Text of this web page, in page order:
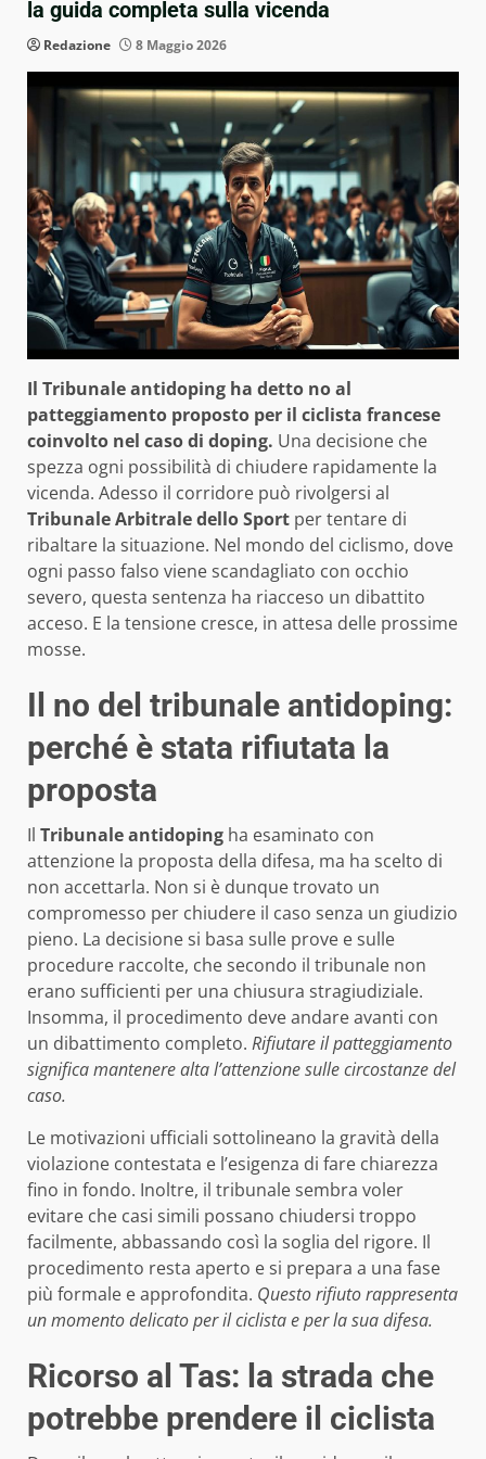
la guida completa sulla vicenda
Redazione 8 Maggio 2026
Il Tribunale antidoping ha detto no al
patteggiamento proposto per il ciclista francese
coinvolto nel caso di doping. Una decisione che
spezza ogni possibilità di chiudere rapidamente la
vicenda. Adesso il corridore può rivolgersi al
Tribunale Arbitrale dello Sport per tentare di
ribaltare la situazione. Nel mondo del ciclismo, dove
ogni passo falso viene scandagliato con occhio
severo, questa sentenza ha riacceso un dibattito
acceso. E la tensione cresce, in attesa delle prossime
mosse.
Il no del tribunale antidoping:
perché è stata rifiutata la
proposta
Il Tribunale antidoping ha esaminato con
attenzione la proposta della difesa, ma ha scelto di
non accettarla. Non si è dunque trovato un
compromesso per chiudere il caso senza un giudizio
pieno. La decisione si basa sulle prove e sulle
procedure raccolte, che secondo il tribunale non
erano sufficienti per una chiusura stragiudiziale.
Insomma, il procedimento deve andare avanti con
un dibattimento completo. Rifiutare il patteggiamento
significa mantenere alta l’attenzione sulle circostanze del
caso.
Le motivazioni ufficiali sottolineano la gravità della
violazione contestata e l’esigenza di fare chiarezza
fino in fondo. Inoltre, il tribunale sembra voler
evitare che casi simili possano chiudersi troppo
facilmente, abbassando così la soglia del rigore. Il
procedimento resta aperto e si prepara a una fase
più formale e approfondita. Questo rifiuto rappresenta
un momento delicato per il ciclista e per la sua difesa.
Ricorso al Tas: la strada che
potrebbe prendere il ciclista